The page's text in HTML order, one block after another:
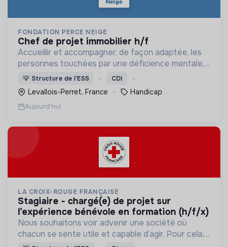
FONDATION PERCE NEIGE
chef de projet immobilier h/f
Accueillir et accompagner, de façon adaptée, les
personnes touchées par une déficience mentale,
un handicap physique ou psychique
💡 Structure de l’ESS CDI
Levallois-Perret, France Handicap
Aujourd'hui
LA CROIX-ROUGE FRANÇAISE
stagiaire - chargé(e) de projet sur
l’expérience bénévole en formation (h/f/x)
Nous souhaitons voir advenir une société où
chacun se sente utile et capable d’agir. Pour cela,